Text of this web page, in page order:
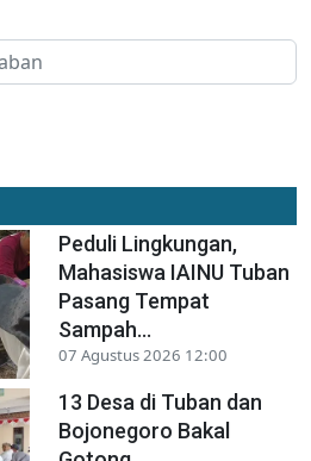
Peduli Lingkungan,
Mahasiswa IAINU Tuban
Pasang Tempat
Sampah...
07 Agustus 2026 12:00
13 Desa di Tuban dan
Bojonegoro Bakal